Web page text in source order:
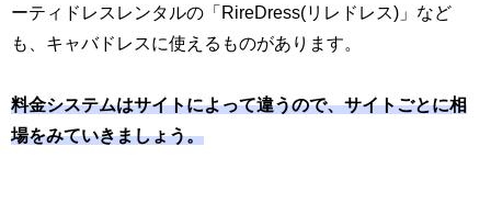
ーティドレスレンタルの「RireDress(リレドレス)」など
も、キャバドレスに使えるものがあります。
料金システムはサイトによって違うので、サイトごとに相
場をみていきましょう。